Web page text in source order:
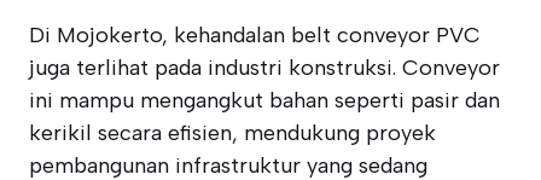
Di Mojokerto, kehandalan belt conveyor PVC
juga terlihat pada industri konstruksi. Conveyor
ini mampu mengangkut bahan seperti pasir dan
kerikil secara efisien, mendukung proyek
pembangunan infrastruktur yang sedang